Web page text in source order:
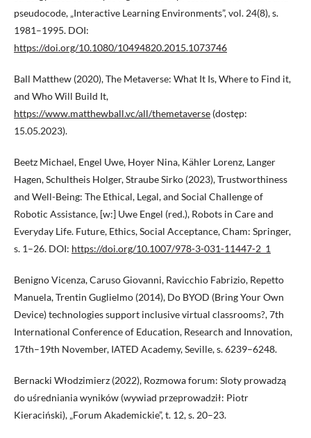
pseudocode, „Interactive Learning Environments”, vol. 24(8), s.
1981–1995. DOI:
https://doi.org/10.1080/10494820.2015.1073746
Ball Matthew (2020), The Metaverse: What It Is, Where to Find it,
and Who Will Build It,
https://www.matthewball.vc/all/themetaverse (dostęp:
15.05.2023).
Beetz Michael, Engel Uwe, Hoyer Nina, Kähler Lorenz, Langer
Hagen, Schultheis Holger, Straube Sirko (2023), Trustworthiness
and Well-Being: The Ethical, Legal, and Social Challenge of
Robotic Assistance, [w:] Uwe Engel (red.), Robots in Care and
Everyday Life. Future, Ethics, Social Acceptance, Cham: Springer,
s. 1–26. DOI: https://doi.org/10.1007/978-3-031-11447-2_1
Benigno Vicenza, Caruso Giovanni, Ravicchio Fabrizio, Repetto
Manuela, Trentin Guglielmo (2014), Do BYOD (Bring Your Own
Device) technologies support inclusive virtual classrooms?, 7th
International Conference of Education, Research and Innovation,
17th–19th November, IATED Academy, Seville, s. 6239–6248.
Bernacki Włodzimierz (2022), Rozmowa forum: Sloty prowadzą
do uśredniania wyników (wywiad przeprowadził: Piotr
Kieraciński), „Forum Akademickie”, t. 12, s. 20–23.